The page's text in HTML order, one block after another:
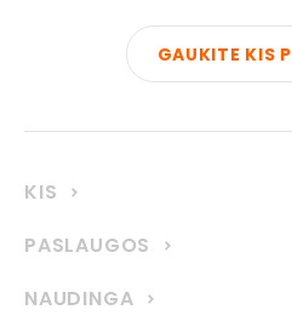
GAUKITE KIS
KIS
PASLAUGOS
NAUDINGA